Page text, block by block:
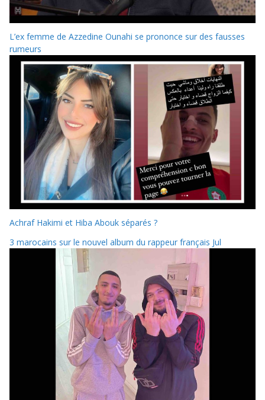
L’ex femme de Azzedine Ounahi se prononce sur des fausses
rumeurs
Achraf Hakimi et Hiba Abouk séparés ?
3 marocains sur le nouvel album du rappeur français Jul